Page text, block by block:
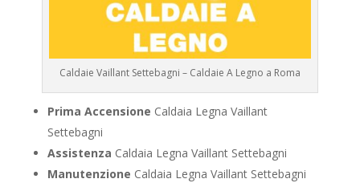
Caldaie Vaillant Settebagni – Caldaie A Legno a Roma
Prima Accensione Caldaia Legna Vaillant
Settebagni
Assistenza Caldaia Legna Vaillant Settebagni
Manutenzione Caldaia Legna Vaillant Settebagni